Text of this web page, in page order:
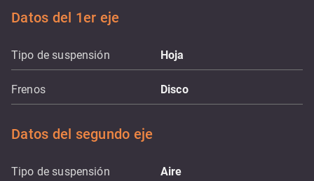
Datos del 1er eje
Tipo de suspensión Hoja
Frenos Disco
Datos del segundo eje
Tipo de suspensión Aire